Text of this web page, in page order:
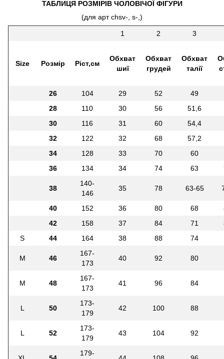
ТАБЛИЦЯ РОЗМІРІВ ЧОЛОВІЧОЇ ФІГУРИ
(для арт chsv-, s-,)
1 2 3
Size Розмір Ріст,см
Обхват
шиї
Обхват
грудей
Обхват
талії
26 104 29 52
49
28
110 30 56
51,6
30
116 31 60
54,4
32
122 32 68
57,2
34
128 33 70
60
36
134 34 74 63
38
140-
146
35 78 63-65
40 152 36 80 68
42
158 37 84 71
S
44 164 38 88 74
M 46
167-
173
40 92 80
M 48
167-
173
41 96 84
L 50
173-
179
42 100 88
L 52
173-
179
43 104 92
179-